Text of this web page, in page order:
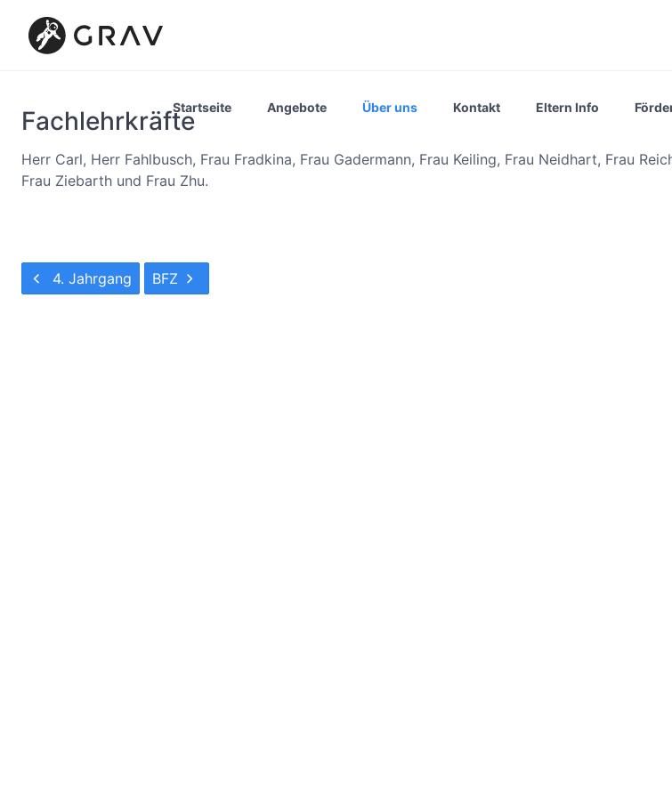
Startseite Angebote Über uns Kontakt Eltern Info
Fachlehrkräfte
Herr Carl, Herr Fahlbusch, Frau Fradkina, Frau Gadermann, Frau Keiling, Frau Neidhart, Frau
Frau Ziebarth und Frau Zhu.
4. Jahrgang BFZ